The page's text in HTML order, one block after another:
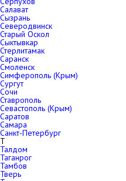
Салават
Сызрань
Северодвинск
Старый Оскол
Сыктывкар
Стерлитамак
Саранск
Смоленск
Симферополь (Крым)
Сургут
Сочи
Ставрополь
Севастополь (Крым)
Саратов
Самара
Санкт-Петербург
Т
Талдом
Таганрог
Тамбов
Тверь